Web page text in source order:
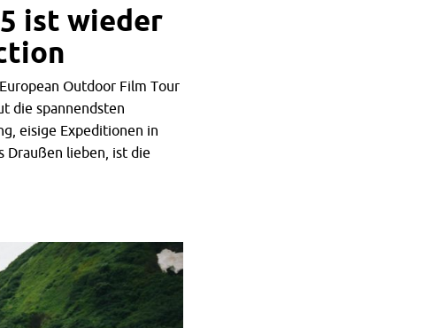
ist wieder
Outdoor Film Tour
die spannendsten
eisige Expeditionen in
Draußen lieben, ist die